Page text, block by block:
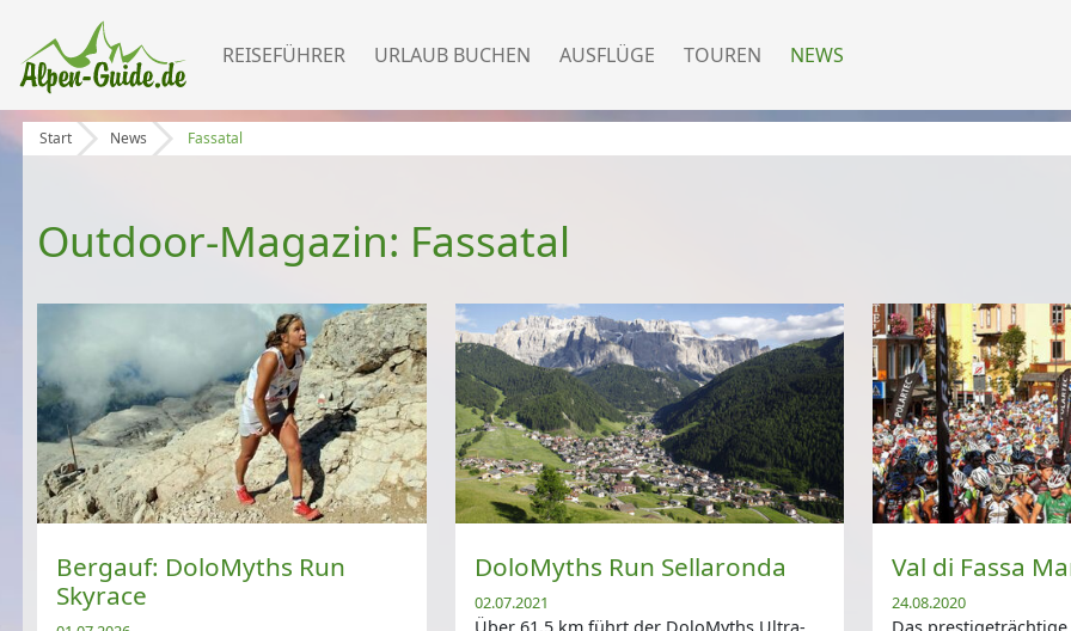
REISEFÜHRER URLAUB BUCHEN AUSFLÜGE TOUREN NEWS
Start News Fassatal
Outdoor-Magazin: Fassatal
Bergauf: DoloMyths Run
Skyrace
DoloMyths Run Sellaronda
02.07.2021
Über 61,5 km führt der DoloMyths Ultra-
Val di Fassa
24.08.2020
Das